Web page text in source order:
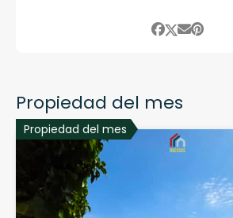
Propiedad del mes
Propiedad del mes